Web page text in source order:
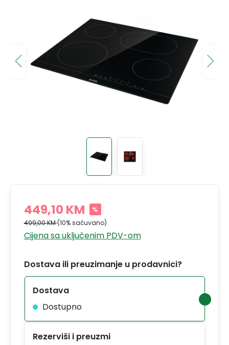
449,10 KM %
499,00 KM(10% sačuvano)
Cijena sa uključenim PDV-om
Dostava ili preuzimanje u prodavnici?
Dostava
Dostupno
Rezerviši i preuzmi